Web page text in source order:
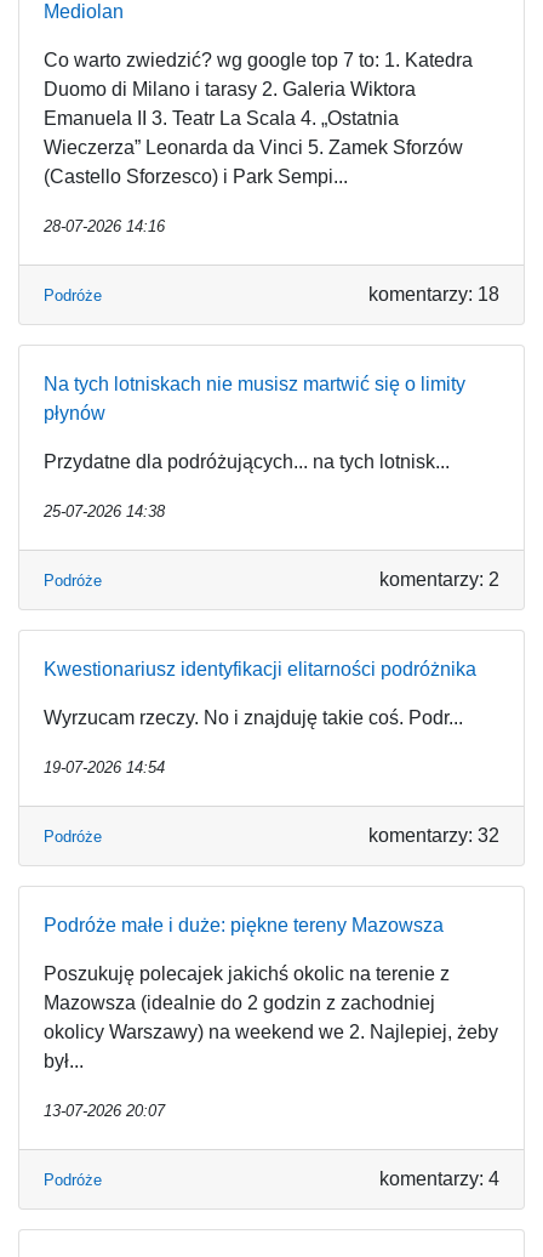
Mediolan
Co warto zwiedzić? wg google top 7 to: 1. Katedra
Duomo di Milano i tarasy 2. Galeria Wiktora
Emanuela II 3. Teatr La Scala 4. „Ostatnia
Wieczerza” Leonarda da Vinci 5. Zamek Sforzów
(Castello Sforzesco) i Park Sempi...
28-07-2026 14:16
Podróże komentarzy: 18
Na tych lotniskach nie musisz martwić się o limity
płynów
Przydatne dla podróżujących... na tych lotnisk...
25-07-2026 14:38
Podróże komentarzy: 2
Kwestionariusz identyfikacji elitarności podróżnika
Wyrzucam rzeczy. No i znajduję takie coś. Podr...
19-07-2026 14:54
Podróże komentarzy: 32
Podróże małe i duże: piękne tereny Mazowsza
Poszukuję polecajek jakichś okolic na terenie z
Mazowsza (idealnie do 2 godzin z zachodniej
okolicy Warszawy) na weekend we 2. Najlepiej, żeby
był...
13-07-2026 20:07
Podróże komentarzy: 4